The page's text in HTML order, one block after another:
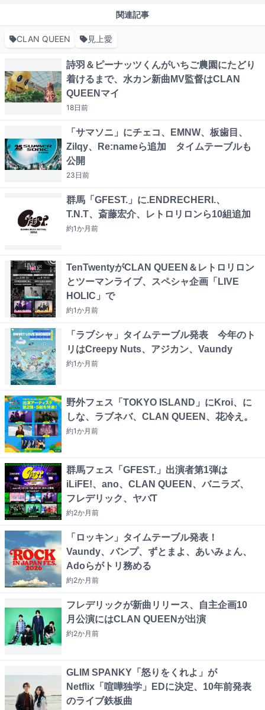
関連記事
CLAN QUEEN 見上愛
詩羽＆ピーナッツくんがいちご農園にたどり
着けるまで、水カン新曲MV監督はCLAN
QUEENマイ
18日前
「サマソニ」にチェコ、EMNW、板歯目、
Zilqy、Re:nameら追加 タイムテーブルも
公開
23日前
群馬「GFEST.」に.ENDRECHERI.、
T.N.T、斎藤宏介、レトロリロンら10組追加
約1か月前
TenTwentyがCLAN QUEEN＆レトロリロン
とツーマンライブ、スペシャ企画「LIVE
HOLIC」で
約1か月前
「ラブシャ」タイムテーブル発表 今年のト
リはCreepy Nuts、アジカン、Vaundy
約1か月前
野外フェス「TOKYO ISLAND」にKroi、に
しな、ラブネバ、CLAN QUEEN、花冷え。
約1か月前
群馬フェス「GFEST.」出演者第1弾は
iLiFE!、ano、CLAN QUEEN、バニラズ、
フレデリック、ヤバT
約2か月前
「ロッキン」タイムテーブル発表！
Vaundy、バンプ、ずとまよ、あいみょん、
Adoらがトリ務める
約2か月前
フレデリックが新曲リリース、自主企画10
月公演にはCLAN QUEENが出演
約2か月前
GLIM SPANKY「怒りをくれよ」が
Netflix「喧嘩独学」EDに決定、10年前発表
のライブ鉄板曲